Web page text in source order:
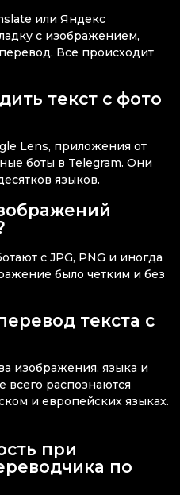
или Яндекс
с изображением,
Все происходит
текст с фото
Lens, приложения от
боты в Telegram. Они
языков.
с JPG, PNG и иногда
было четким и без
текста с
изображения, языка и
всего распознаются
и европейских языках.
при
по